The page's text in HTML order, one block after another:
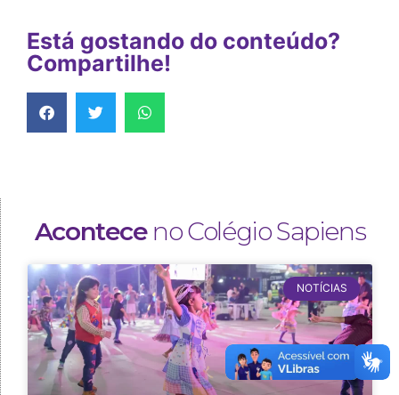
Está gostando do conteúdo?
Compartilhe!
Aconteceno Colégio Sapiens
NOTÍCIAS